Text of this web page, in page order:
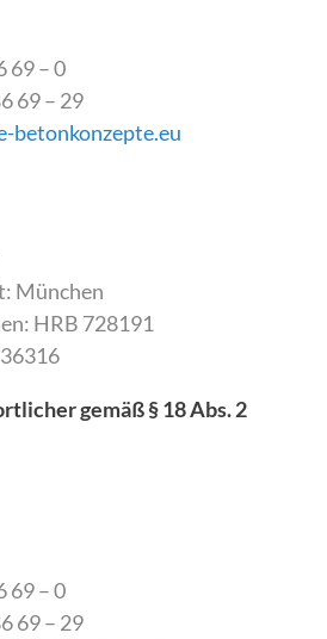
69 – 0
69 – 29
betonkonzepte.eu
München
HRB 728191
gemäß § 18 Abs. 2
69 – 0
69 – 29